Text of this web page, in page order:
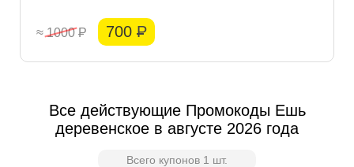
≈ 1000Р 700 Р
Все действующие Промокоды Ешь
деревенское в августе 2026 года
Всего купонов 1 шт.